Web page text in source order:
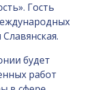
Гость
будет
работ